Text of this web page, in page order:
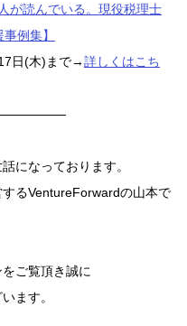
が読んでいる。現役税理士
例集】
日(木)まで→詳しくはこち
になっております。
るVentureForwardの山本で
ご覧頂き誠に
ます。